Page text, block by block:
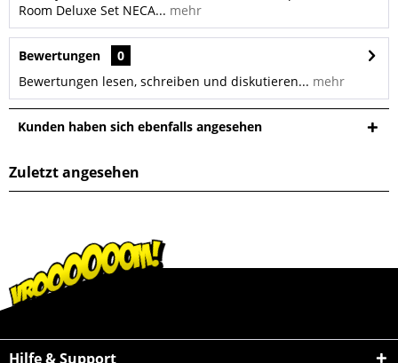
Room Deluxe Set NECA... mehr
Bewertungen
0
Bewertungen lesen, schreiben und diskutieren... mehr
Kunden haben sich ebenfalls angesehen
Zuletzt angesehen
Hilfe & Support